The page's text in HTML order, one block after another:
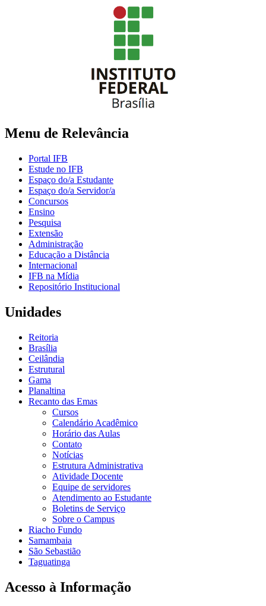
Menu de Relevância
Portal IFB
Estude no IFB
Espaço do/a Estudante
Espaço do/a Servidor/a
Concursos
Ensino
Pesquisa
Extensão
Administração
Educação a Distância
Internacional
IFB na Mídia
Repositório Institucional
Unidades
Reitoria
Brasília
Ceilândia
Estrutural
Gama
Planaltina
Recanto das Emas
Cursos
Calendário Acadêmico
Horário das Aulas
Contato
Notícias
Estrutura Administrativa
Atividade Docente
Equipe de servidores
Atendimento ao Estudante
Boletins de Serviço
Sobre o Campus
Riacho Fundo
Samambaia
São Sebastião
Taguatinga
Acesso à Informação